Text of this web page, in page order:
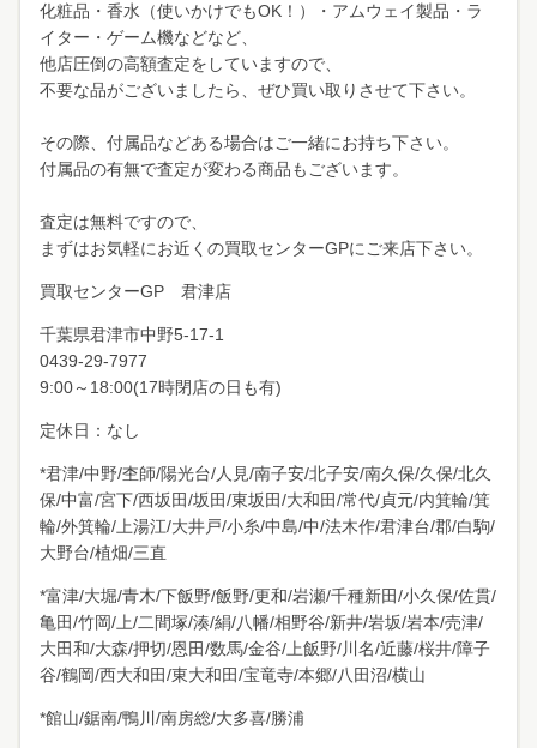
化粧品・香水（使いかけでもOK！）・アムウェイ製品・ラ
イター・ゲーム機などなど、
他店圧倒の高額査定をしていますので、
不要な品がございましたら、ぜひ買い取りさせて下さい。
その際、付属品などある場合はご一緒にお持ち下さい。
付属品の有無で査定が変わる商品もございます。
査定は無料ですので、
まずはお気軽にお近くの買取センターGPにご来店下さい。
買取センターGP 君津店
千葉県君津市中野5-17-1
0439-29-7977
9:00～18:00(17時閉店の日も有)
定休日：なし
*君津/中野/杢師/陽光台/人見/南子安/北子安/南久保/久保/北久
保/中富/宮下/西坂田/坂田/東坂田/大和田/常代/貞元/内箕輪/箕
輪/外箕輪/上湯江/大井戸/小糸/中島/中/法木作/君津台/郡/白駒/
大野台/植畑/三直
*富津/大堀/青木/下飯野/飯野/更和/岩瀬/千種新田/小久保/佐貫/
亀田/竹岡/上/二間塚/湊/絹/八幡/相野谷/新井/岩坂/岩本/売津/
大田和/大森/押切/恩田/数馬/金谷/上飯野/川名/近藤/桜井/障子
谷/鶴岡/西大和田/東大和田/宝竜寺/本郷/八田沼/横山
*館山/鋸南/鴨川/南房総/大多喜/勝浦